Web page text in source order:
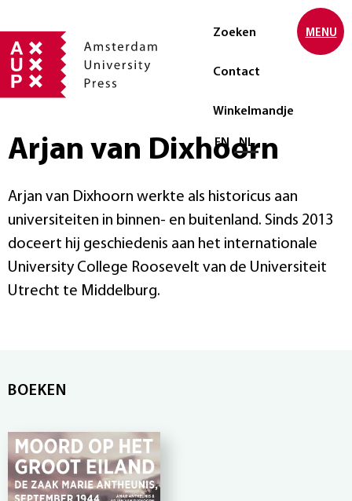
Zoeken
Contact
Winkelmandje
Selecteer taal
EN NL
MENU
Arjan van Dixhoorn
Arjan van Dixhoorn werkte als historicus aan
universiteiten in binnen- en buitenland. Sinds 2013
doceert hij geschiedenis aan het internationale
University College Roosevelt van de Universiteit
Utrecht te Middelburg.
BOEKEN